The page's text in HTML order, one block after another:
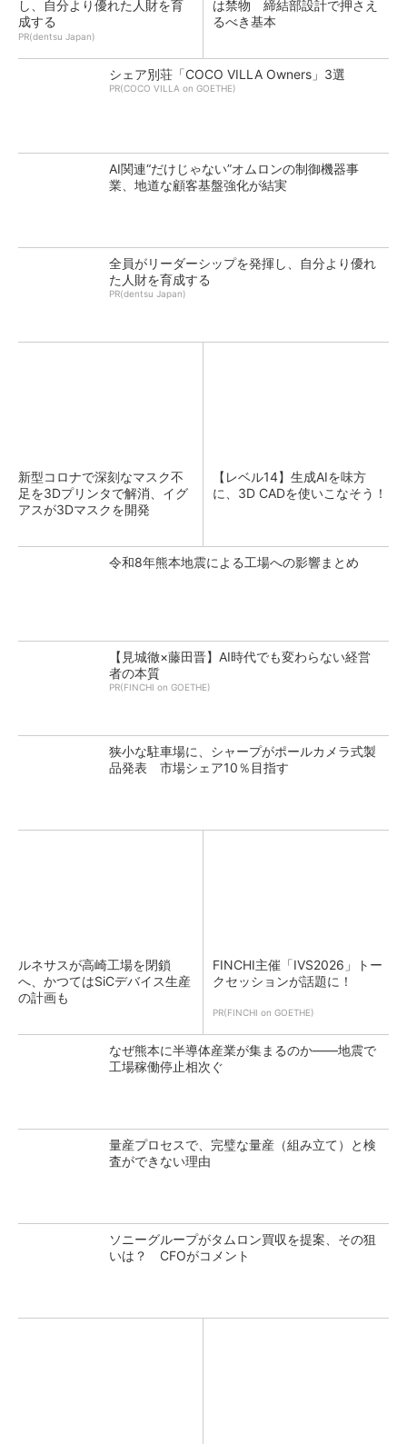
し、自分より優れた人財を育
成する
PR(dentsu Japan)
は禁物 締結部設計で押さえ
るべき基本
シェア別荘「COCO VILLA Owners」3選
PR(COCO VILLA on GOETHE)
AI関連“だけじゃない”オムロンの制御機器事
業、地道な顧客基盤強化が結実
全員がリーダーシップを発揮し、自分より優れ
た人財を育成する
PR(dentsu Japan)
新型コロナで深刻なマスク不
足を3Dプリンタで解消、イグ
アスが3Dマスクを開発
【レベル14】生成AIを味方
に、3D CADを使いこなそう！
令和8年熊本地震による工場への影響まとめ
【見城徹×藤田晋】AI時代でも変わらない経営
者の本質
PR(FINCHI on GOETHE)
狭小な駐車場に、シャープがポールカメラ式製
品発表 市場シェア10％目指す
ルネサスが高崎工場を閉鎖
へ、かつてはSiCデバイス生産
の計画も
FINCHI主催「IVS2026」トー
クセッションが話題に！
PR(FINCHI on GOETHE)
なぜ熊本に半導体産業が集まるのか――地震で
工場稼働停止相次ぐ
量産プロセスで、完璧な量産（組み立て）と検
査ができない理由
ソニーグループがタムロン買収を提案、その狙
いは？ CFOがコメント